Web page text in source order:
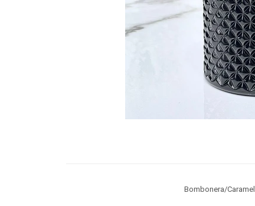
Bombonera/